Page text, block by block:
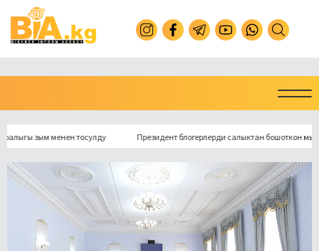
зым менен тосулду Президент блогерлерди салыктан бошоткон мыйзамга